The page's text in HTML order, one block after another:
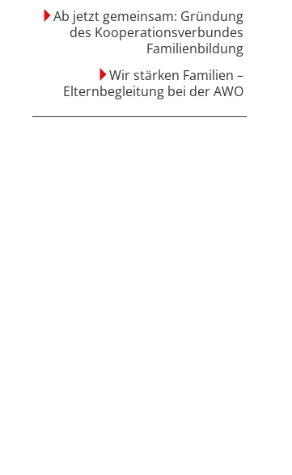
Ab jetzt gemeinsam: Gründung
des Kooperationsverbundes
Familienbildung
Wir stärken Familien –
Elternbegleitung bei der AWO